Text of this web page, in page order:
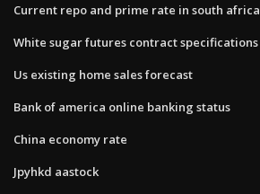
Current repo and prime rate in south africa
White sugar futures contract specifications
Us existing home sales forecast
Bank of america online banking status
China economy rate
Jpyhkd aastock